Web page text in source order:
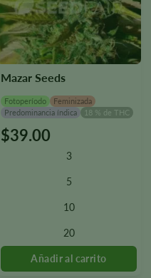
Mazar Seeds
Fotoperíodo
Feminizada
Predominancia índica
18 % de THC
$39.00
3
5
10
20
Este
pueden
seleccionar